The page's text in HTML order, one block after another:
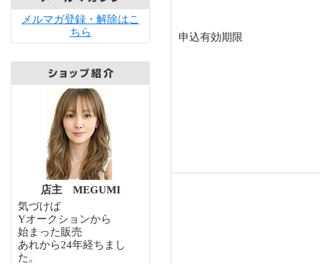
メルマガ登録・解除はこ
ちら
店主 MEGUMI
気づけば
Yオークションから
始まった販売
あれから24年経ちまし
た。
申込有効期限